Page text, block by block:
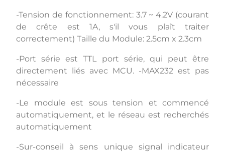
-Tension de fonctionnement: 3.7 ~ 4.2V (courant
de crête est 1A, s'il vous plaît traiter
correctement) Taille du Module: 2.5cm x 2.3cm
-Port série est TTL port série, qui peut être
directement liés avec MCU. -MAX232 est pas
nécessaire
-Le module est sous tension et commencé
automatiquement, et le réseau est recherchés
automatiquement
-Sur-conseil à sens unique signal indicateur